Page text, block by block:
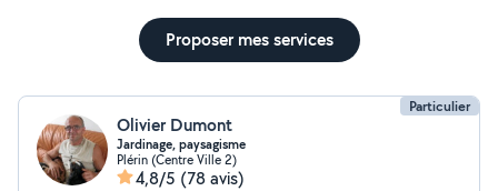
Proposer mes services
Particulier
Olivier Dumont
Jardinage, paysagisme
Plérin (Centre Ville 2)
4,8/5 (78 avis)